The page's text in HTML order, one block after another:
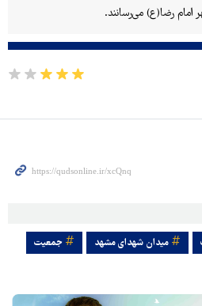
رضا(ع) می‌رسانند.
میدان شهدای مشهد جمعیت